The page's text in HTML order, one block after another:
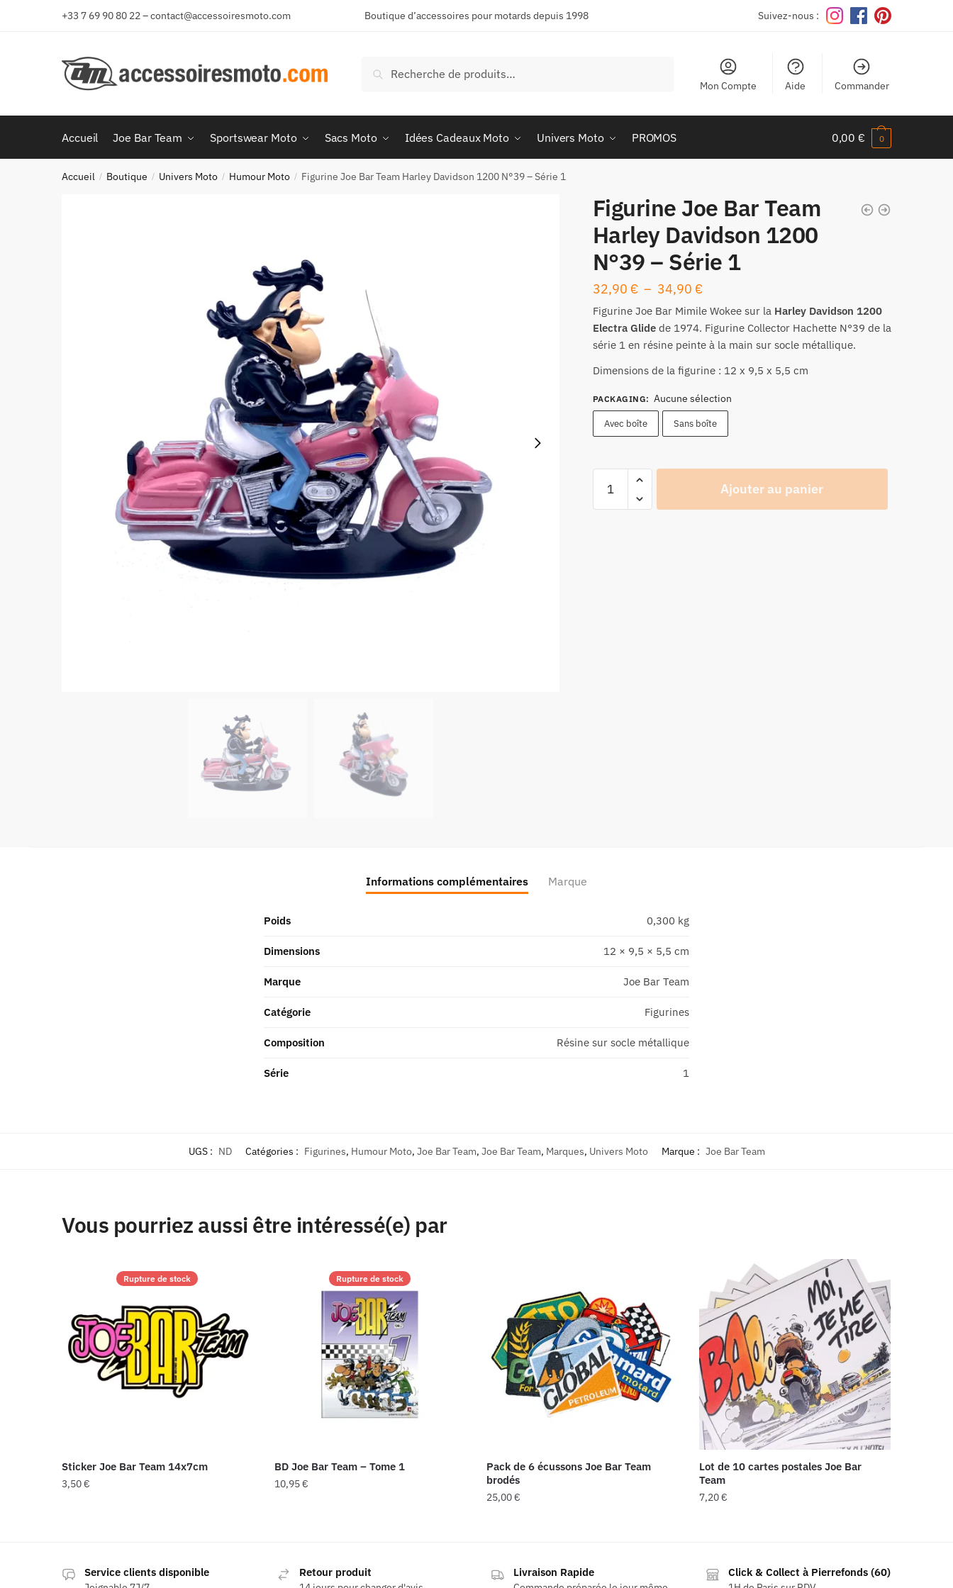
+33 7 69 90 80 22 – contact@accessoiresmoto.com Boutique d’accessoires pour motards depuis 1998 Suivez-nous :
pour :
Recherche
Mon Compte Aide Commander
Accueil Joe Bar Team Sportswear Moto Sacs Moto Idées Cadeaux Moto Univers Moto PROMOS 0,00 € 0
Accueil / Boutique / Univers Moto / Humour Moto / Figurine Joe Bar Team Harley Davidson 1200 N°39 – Série 1
Figurine Joe Bar Team
Harley Davidson 1200
N°39 – Série 1
32,90 € – 34,90 €Plage
de
prix :
32,90 €
à
34,90 €
FigurineJoe Bar Mimile Wokee sur la Harley Davidson 1200
Electra Glidede 1974. Figurine Collector Hachette N°39 de la
série 1en résine peinte à la main sur socle métallique.
Dimensions de la figurine : 12 x 9,5 x 5,5 cm
PACKAGING: Aucune sélection
Avec boîte Sans boîte
Figurine
Ajouter au panier
Informations complémentaires Marque
Poids 0,300 kg
Dimensions 12 × 9,5 × 5,5 cm
Marque Joe Bar Team
Catégorie Figurines
Composition Résine sur socle métallique
Série 1
UGS : ND Catégories : Figurines, Humour Moto, Joe Bar Team, Joe Bar Team, Marques, Univers Moto Marque : Joe Bar Team
Vous pourriez aussi être intéressé(e) par
Rupture de stock
Sticker Joe Bar Team 14x7cm
3,50€
Rupture de stock
BD Joe Bar Team – Tome 1
10,95€
Pack de 6 écussons Joe Bar Team
brodés
25,00€
Lot de 10 cartes postales Joe Bar
Team
7,20€
Service clients disponible Retour produit Livraison Rapide Click & Collect à Pierrefonds (60)